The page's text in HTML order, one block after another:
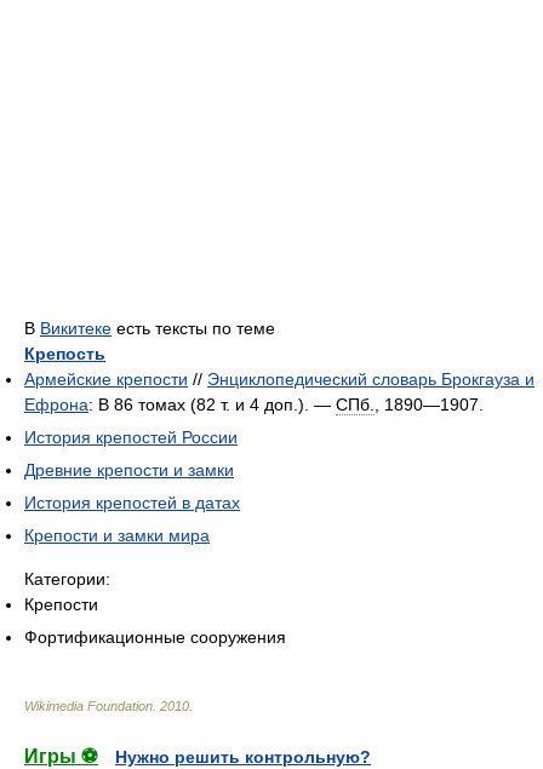
В Викитеке есть тексты по теме
Крепость
Армейские крепости // Энциклопедический словарь Брокгауза и
Ефрона: В 86 томах (82 т. и 4 доп.). — СПб., 1890—1907.
История крепостей России
Древние крепости и замки
История крепостей в датах
Крепости и замки мира
Категории:
Крепости
Фортификационные сооружения
Wikimedia Foundation 2010
Игры ⚽
Нужно решить контрольную?